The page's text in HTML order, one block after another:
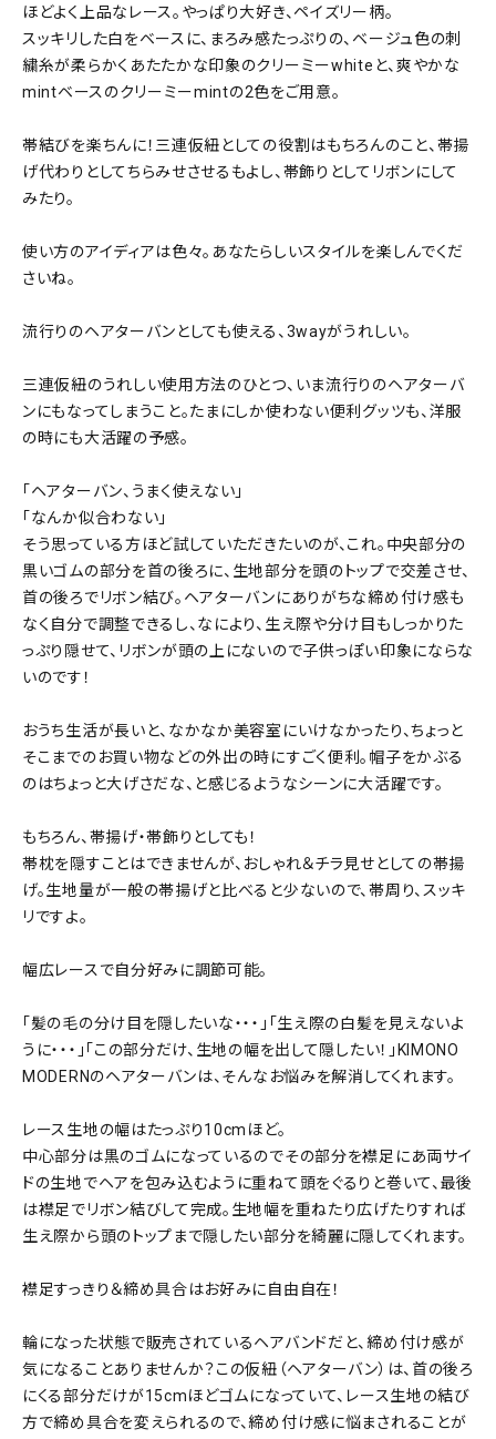
ほどよく上品なレース。やっぱり大好き、ペイズリー柄。
スッキリした白をベースに、まろみ感たっぷりの、ベージュ色の刺
繍糸が柔らかくあたたかな印象のクリーミーwhiteと、爽やかな
mintベースのクリーミーmintの2色をご用意。
帯結びを楽ちんに！三連仮紐としての役割はもちろんのこと、帯揚
げ代わりとしてちらみせさせるもよし、帯飾りとしてリボンにして
みたり。
使い方のアイディアは色々。あなたらしいスタイルを楽しんでくだ
さいね。
流行りのヘアターバンとしても使える、3wayがうれしい。
三連仮紐のうれしい使用方法のひとつ、いま流行りのヘアターバ
ンにもなってしまうこと。たまにしか使わない便利グッツも、洋服
の時にも大活躍の予感。
「ヘアターバン、うまく使えない」
「なんか似合わない」
そう思っている方ほど試していただきたいのが、これ。中央部分の
黒いゴムの部分を首の後ろに、生地部分を頭のトップで交差させ、
首の後ろでリボン結び。ヘアターバンにありがちな締め付け感も
なく自分で調整できるし、なにより、生え際や分け目もしっかりた
っぷり隠せて、リボンが頭の上にないので子供っぽい印象にならな
いのです！
おうち生活が長いと、なかなか美容室にいけなかったり、ちょっと
そこまでのお買い物などの外出の時にすごく便利。帽子をかぶる
のはちょっと大げさだな、と感じるようなシーンに大活躍です。
もちろん、帯揚げ・帯飾りとしても！
帯枕を隠すことはできませんが、おしゃれ＆チラ見せとしての帯揚
げ。生地量が一般の帯揚げと比べると少ないので、帯周り、スッキ
リですよ。
幅広レースで自分好みに調節可能。
「髪の毛の分け目を隠したいな・・・」「生え際の白髪を見えないよ
うに・・・」「この部分だけ、生地の幅を出して隠したい！」KIMONO
MODERNのヘアターバンは、そんなお悩みを解消してくれます。
レース生地の幅はたっぷり10cmほど。
中心部分は黒のゴムになっているのでその部分を襟足にあ両サイ
ドの生地でヘアを包み込むように重ねて頭をぐるりと巻いて、最後
は襟足でリボン結びして完成。生地幅を重ねたり広げたりすれば
生え際から頭のトップまで隠したい部分を綺麗に隠してくれます。
襟足すっきり＆締め具合はお好みに自由自在！
輪になった状態で販売されているヘアバンドだと、締め付け感が
気になることありませんか？この仮紐（ヘアターバン）は、首の後ろ
にくる部分だけが15cmほどゴムになっていて、レース生地の結び
方で締め具合を変えられるので、締め付け感に悩まされることが